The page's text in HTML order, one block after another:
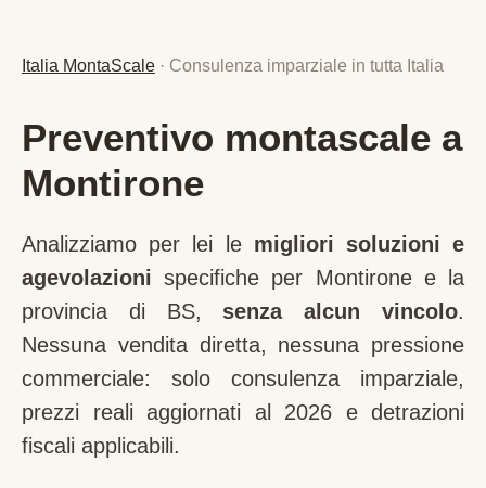
Italia MontaScale · Consulenza imparziale in tutta Italia
Preventivo montascale a
Montirone
Analizziamo per lei le migliori soluzioni e
agevolazioni specifiche per Montironee la
provincia di BS, senza alcun vincolo.
Nessuna vendita diretta, nessuna pressione
commerciale: solo consulenza imparziale,
prezzi reali aggiornati al 2026 e detrazioni
fiscali applicabili.